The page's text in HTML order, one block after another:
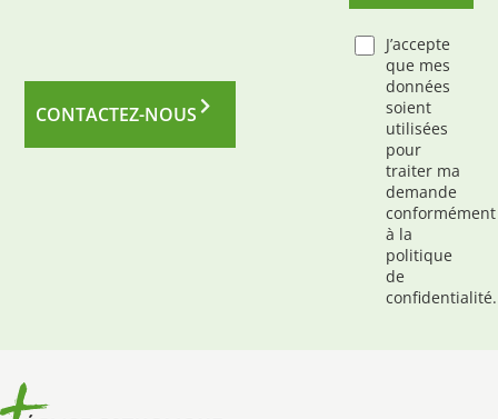
CONTACTEZ-NOUS
J’accepte
que mes
données
soient
utilisées
pour
traiter ma
demande
conformément
à la
politique
de
confidentialité.